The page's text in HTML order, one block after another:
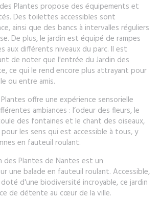
Plantes propose des équipements et
Des toilettes accessibles sont
ainsi que des bancs à intervalles réguliers
De plus, le jardin est équipé de rampes
aux différents niveaux du parc. Il est
de noter que l'entrée du Jardin des
ce qui le rend encore plus attrayant pour
ou entre amis.
offre une expérience sensorielle
ambiances : l’odeur des fleurs, le
des fontaines et le chant des oiseaux,
les sens qui est accessible à tous, y
en fauteuil roulant.
des Plantes de Nantes est un
une balade en fauteuil roulant. Accessible,
d'une biodiversité incroyable, ce jardin
de détente au cœur de la ville.